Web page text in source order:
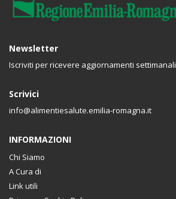
Newsletter
Iscriviti per ricevere aggiornamenti settimanali
Scrivici
info@alimentiesalute.emilia-romagna.it
INFORMAZIONI
Chi Siamo
A Cura di
Link utili